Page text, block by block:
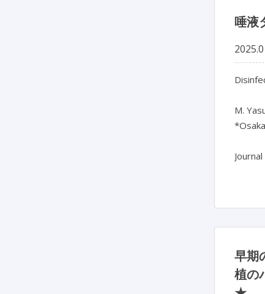
唾液
M.
早期
植の